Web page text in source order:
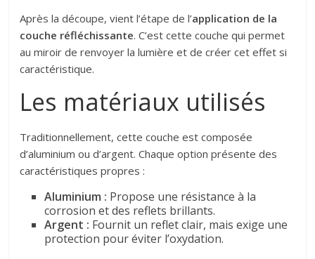
Après la découpe, vient l’étape de l’application de la
couche réfléchissante. C’est cette couche qui permet
au miroir de renvoyer la lumière et de créer cet effet si
caractéristique.
Les matériaux utilisés
Traditionnellement, cette couche est composée
d’aluminium ou d’argent. Chaque option présente des
caractéristiques propres :
Aluminium : Propose une résistance à la
corrosion et des reflets brillants.
Argent : Fournit un reflet clair, mais exige une
protection pour éviter l’oxydation.